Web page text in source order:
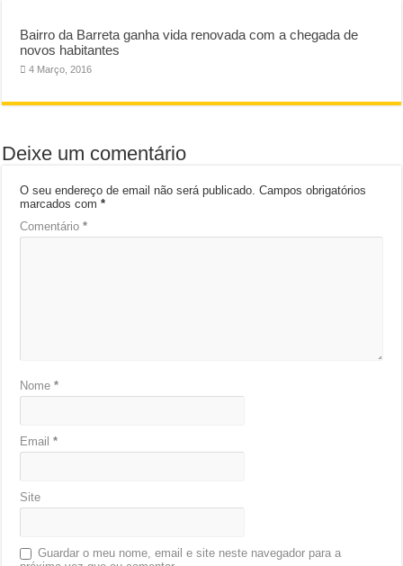
Bairro da Barreta ganha vida renovada com a chegada de
novos habitantes
4 Março, 2016
Deixe um comentário
O seu endereço de email não será publicado. Campos obrigatórios
marcados com*
Comentário*
Nome*
Email*
Site
Guardar o meu nome, email e site neste navegador para a